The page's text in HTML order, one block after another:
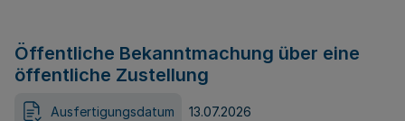
Öffentliche Bekanntmachung über eine
öffentliche Zustellung
Ausfertigungsdatum 13.07.2026